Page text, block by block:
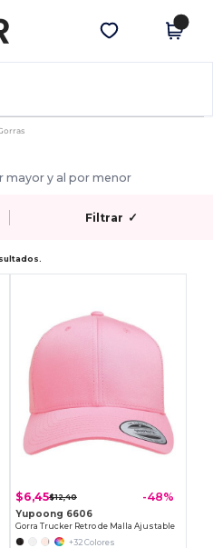
Descargar app
mayor y al por menor
Filtrar ✓
$6,45$12,40 -48%
Yupoong 6606
Gorra Trucker Retro de Malla Ajustable
+32 Colores